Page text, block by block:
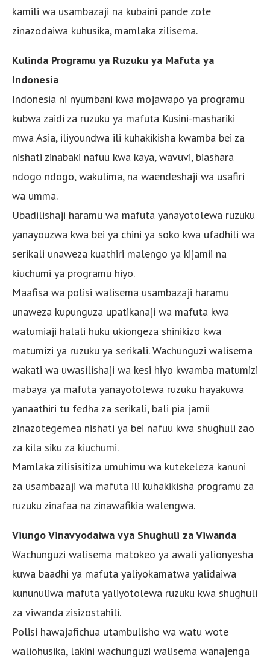
kamili wa usambazaji na kubaini pande zote
zinazodaiwa kuhusika, mamlaka zilisema.
Kulinda Programu ya Ruzuku ya Mafuta ya
Indonesia
Indonesia ni nyumbani kwa mojawapo ya programu
kubwa zaidi za ruzuku ya mafuta Kusini-mashariki
mwa Asia, iliyoundwa ili kuhakikisha kwamba bei za
nishati zinabaki nafuu kwa kaya, wavuvi, biashara
ndogo ndogo, wakulima, na waendeshaji wa usafiri
wa umma.
Ubadilishaji haramu wa mafuta yanayotolewa ruzuku
yanayouzwa kwa bei ya chini ya soko kwa ufadhili wa
serikali unaweza kuathiri malengo ya kijamii na
kiuchumi ya programu hiyo.
Maafisa wa polisi walisema usambazaji haramu
unaweza kupunguza upatikanaji wa mafuta kwa
watumiaji halali huku ukiongeza shinikizo kwa
matumizi ya ruzuku ya serikali. Wachunguzi walisema
wakati wa uwasilishaji wa kesi hiyo kwamba matumizi
mabaya ya mafuta yanayotolewa ruzuku hayakuwa
yanaathiri tu fedha za serikali, bali pia jamii
zinazotegemea nishati ya bei nafuu kwa shughuli zao
za kila siku za kiuchumi.
Mamlaka zilisisitiza umuhimu wa kutekeleza kanuni
za usambazaji wa mafuta ili kuhakikisha programu za
ruzuku zinafaa na zinawafikia walengwa.
Viungo Vinavyodaiwa vya Shughuli za Viwanda
Wachunguzi walisema matokeo ya awali yalionyesha
kuwa baadhi ya mafuta yaliyokamatwa yalidaiwa
kununuliwa mafuta yaliyotolewa ruzuku kwa shughuli
za viwanda zisizostahili.
Polisi hawajafichua utambulisho wa watu wote
waliohusika, lakini wachunguzi walisema wanajenga